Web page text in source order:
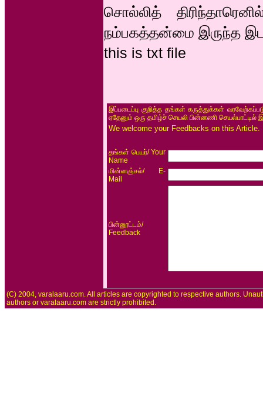
சொல்லித்
நம்பகத்தன்மை இருந்த
this is txt file
இப்படைப்பு குறித்த தங்கள் கருத்துக்கள்
ஏதேனும் ஒரு தமிழ்ச் செயலி பின்னணி செயல்பாட்டில்
We welcome your Feedbacks on this
தங்கள் பெயர்/ Your
Name
மின்னஞ்சல்/ E-
Mail
பின்னூட்டம்/
Feedback
(C) 2004, varalaaru.com. All articles are copyrighted to respective authors.
authors or varalaaru.com are strictly prohibited.